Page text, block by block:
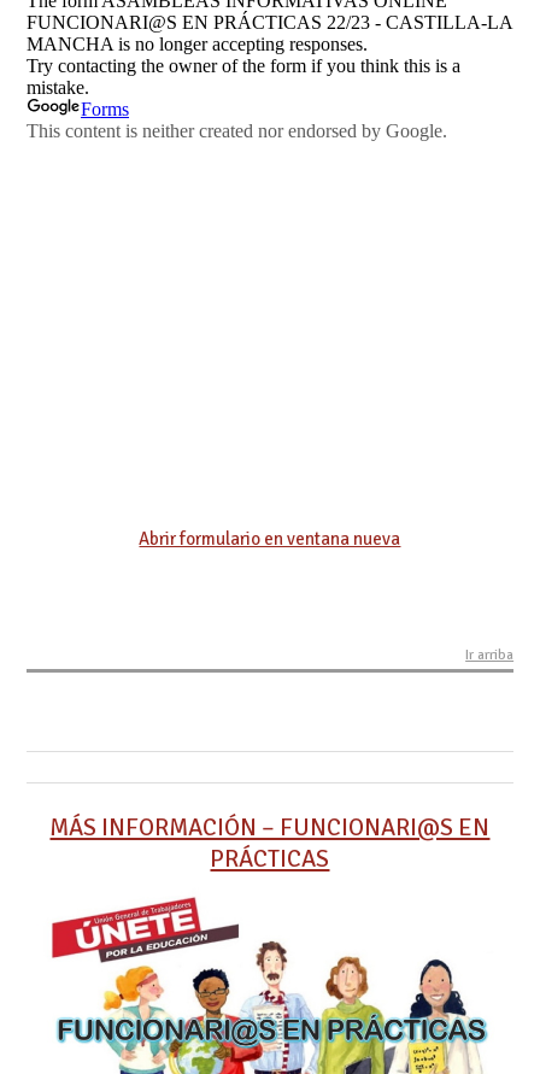
Abrir formulario en ventana nueva
Ir arriba
MÁS INFORMACIÓN – FUNCIONARI@S EN
PRÁCTICAS